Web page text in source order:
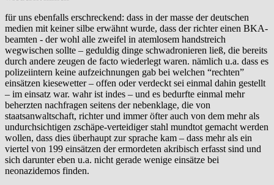
für uns ebenfalls erschreckend: dass in der masse der deutschen
medien mit keiner silbe erwähnt wurde, dass der richter einen BKA-
beamten - der wohl alle zweifel in atemlosem handstreich
wegwischen sollte – geduldig dinge schwadronieren ließ, die bereits
durch andere zeugen de facto wiederlegt waren. nämlich u.a. dass es
polizeiintern keine aufzeichnungen gab bei welchen “rechten”
einsätzen kiesewetter – offen oder verdeckt sei einmal dahin gestellt
– im einsatz war. wahr ist indes – und es bedurfte einmal mehr
beherzten nachfragen seitens der nebenklage, die von
staatsanwaltschaft, richter und immer öfter auch von dem mehr als
undurchsichtigen zschäpe-verteidiger stahl mundtot gemacht werden
wollen, dass dies überhaupt zur sprache kam – dass mehr als ein
viertel von 199 einsätzen der ermordeten akribisch erfasst sind und
sich darunter eben u.a. nicht gerade wenige einsätze bei
neonazidemos finden.